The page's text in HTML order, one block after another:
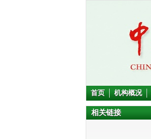
首页 机构概况
相关链接